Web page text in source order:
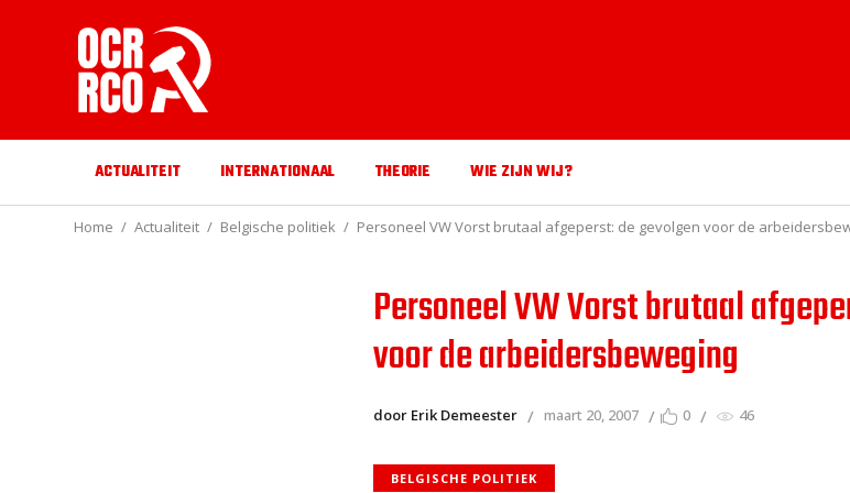
ACTUALITEIT INTERNATIONAAL THEORIE WIE ZIJN WIJ?
Home Actualiteit Belgische politiek Personeel VW Vorst brutaal afgeperst: de gevolgen voor de
Personeel VW Vorst brutaal
voor de arbeidersbeweging
door Erik Demeester maart 20, 2007 0 46
BELGISCHE POLITIEK